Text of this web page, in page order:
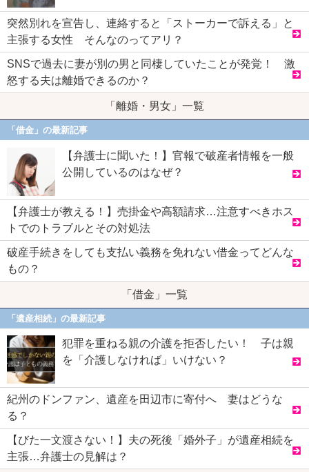
突然別れを宣告し、連絡すると「ストーカーで訴える」と
主張する女性 そんなのってアリ？
SNSで過去に妻が別の男と同棲していたことが発覚！ 激
怒する夫は離婚できるのか？
「離婚・男女」一覧
「借金」の最新記事
【弁護士に聞いた！】官報で破産者情報を一般
公開しているのはなぜ？
【弁護士が教える！】売掛金や高額請求…注意すべきホス
トでのトラブルとその対処法
破産手続きをしても支払い義務を免れない借金ってどんな
もの？
「借金」一覧
「遺産相続」の最新記事
犯罪を重ねる親の介護を拒否したい！ 子は親
を「介護しなければ」いけない？
紀州のドンファン、遺産を田辺市に寄付へ 妻はどうな
る？
【びた一文渡さない！】夫の死後「婚外子」が遺産相続を
主張…弁護士の見解は？